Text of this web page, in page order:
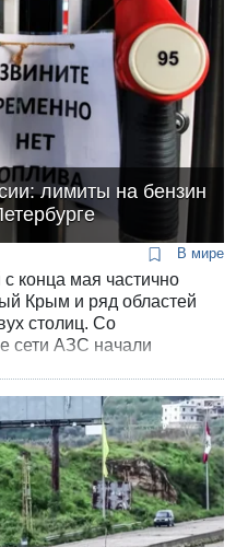
лимиты на бензин
В мире
конца мая частично
Крым и ряд областей
столиц. Со
сети АЗС начали
литров